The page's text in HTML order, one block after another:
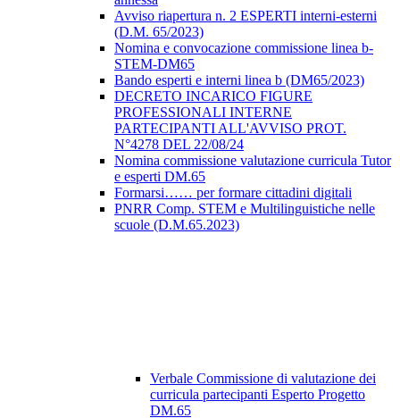
Avviso riapertura n. 2 ESPERTI interni-esterni
(D.M. 65/2023)
Nomina e convocazione commissione linea b-
STEM-DM65
Bando esperti e interni linea b (DM65/2023)
DECRETO INCARICO FIGURE
PROFESSIONALI INTERNE
PARTECIPANTI ALL'AVVISO PROT.
N°4278 DEL 22/08/24
Nomina commissione valutazione curricula Tutor
e esperti DM.65
Formarsi…… per formare cittadini digitali
PNRR Comp. STEM e Multilinguistiche nelle
scuole (D.M.65.2023)
Verbale Commissione di valutazione dei
curricula partecipanti Esperto Progetto
DM.65